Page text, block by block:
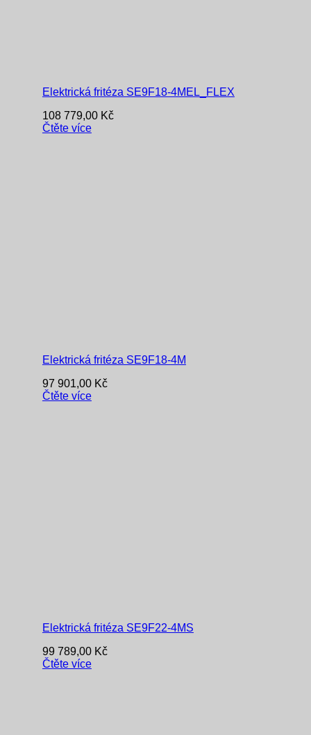
Elektrická fritéza SE9F18-4MEL_FLEX
108 779,00 Kč
Čtěte více
Elektrická fritéza SE9F18-4M
97 901,00 Kč
Čtěte více
Elektrická fritéza SE9F22-4MS
99 789,00 Kč
Čtěte více